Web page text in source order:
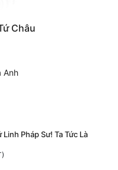
Châu
Anh
Pháp Sư! Ta Tức Là